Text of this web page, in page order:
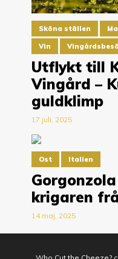
Sköna ställen
Vin
Utflykt till
Vingård –
guldklimp
17 juli, 2025
Ost Italien
krigaren
14 maj, 2025